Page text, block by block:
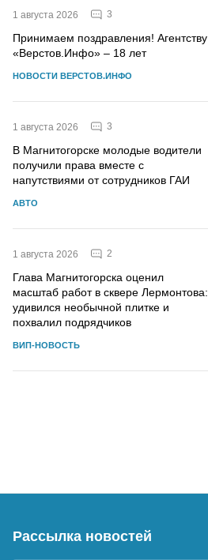
1 августа 2026 3
Принимаем поздравления! Агентству
«Верстов.Инфо» – 18 лет
НОВОСТИ ВЕРСТОВ.ИНФО
1 августа 2026 3
В Магнитогорске молодые водители
получили права вместе с
напутствиями от сотрудников ГАИ
АВТО
1 августа 2026 2
Глава Магнитогорска оценил
масштаб работ в сквере Лермонтова:
удивился необычной плитке и
похвалил подрядчиков
ВИП-НОВОСТЬ
Рассылка новостей